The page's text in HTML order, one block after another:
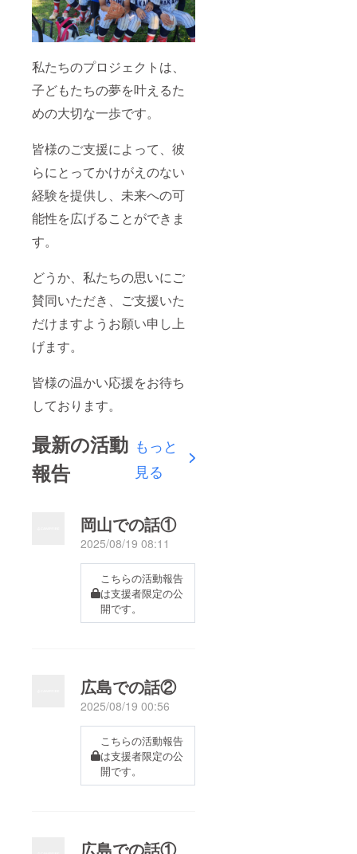
私たちのプロジェクトは、
子どもたちの夢を叶えるた
めの大切な一歩です。
皆様のご支援によって、彼
らにとってかけがえのない
経験を提供し、未来への可
能性を広げることができま
す。
どうか、私たちの思いにご
賛同いただき、ご支援いた
だけますようお願い申し上
げます。
皆様の温かい応援をお待ち
しております。
最新の活動
報告
もっと
見る
岡山での話①
2025/08/19 08:11
こちらの活動報告
は支援者限定の公
開です。
広島での話②
2025/08/19 00:56
こちらの活動報告
は支援者限定の公
開です。
広島での話①